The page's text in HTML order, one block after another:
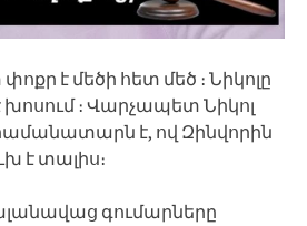
է մեծի հետ մեծ ։ Նիկոլը
խոսում ։ Վարչապետ Նիկոլ
է, ով Զինվորին
է տալիս։
գումարները